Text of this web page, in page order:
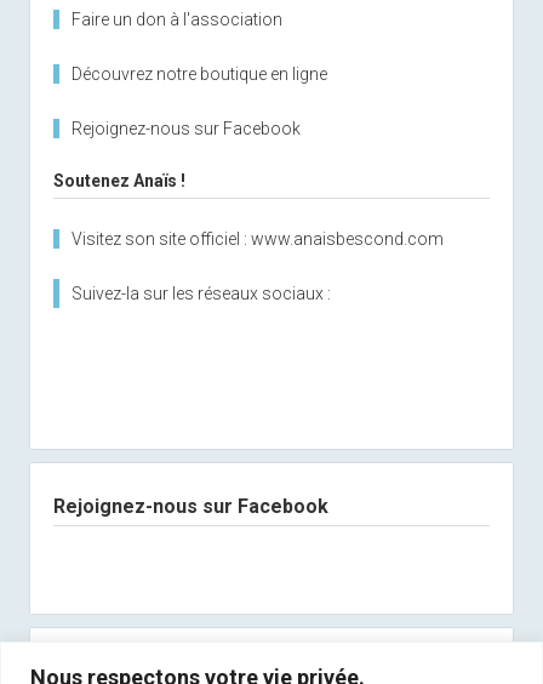
Nous respectons votre vie privée.
Faire un don à l'association
Découvrez notre boutique en ligne
Rejoignez-nous sur Facebook
Soutenez Anaïs !
Visitez son site officiel : www.anaisbescond.com
Suivez-la sur les réseaux sociaux :
Rejoignez-nous sur Facebook
Abonnez-vous à notre newsletter